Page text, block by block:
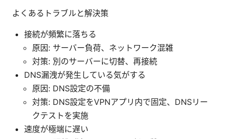
よくあるトラブルと解決策
接続が頻繁に落ちる
原因: サーバー負荷、ネットワーク混雑
対策: 別のサーバーに切替、再接続
DNS漏洩が発生している気がする
原因: DNS設定の不備
対策: DNS設定をVPNアプリ内で固定、DNSリー
クテストを実施
速度が極端に遅い